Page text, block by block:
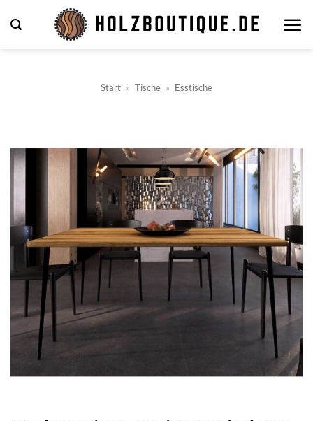
Inhalt
Start » Tische » Esstische